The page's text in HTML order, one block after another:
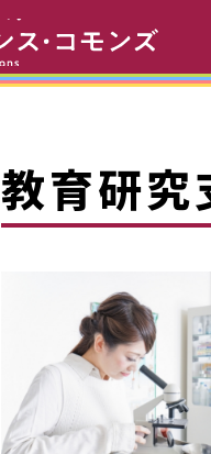
教育研究